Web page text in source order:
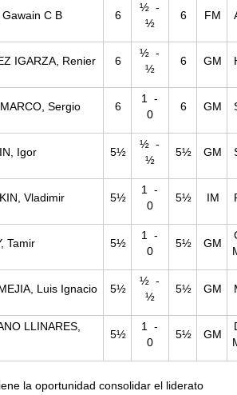
Gawain C B 6
½ -
½
6 FM
IGARZA, Renier 6
½ -
½
6 GM
Sergio 6
1 -
0
6 GM
Igor 5½
½ -
½
5½ GM
Vladimir 5½
1 -
0
5½ IM
Tamir 5½
1 -
0
5½ GM
Luis Ignacio 5½
½ -
½
5½ GM
LLINARES,
5½
1 -
0
5½ GM
la oportunidad consolidar el liderato